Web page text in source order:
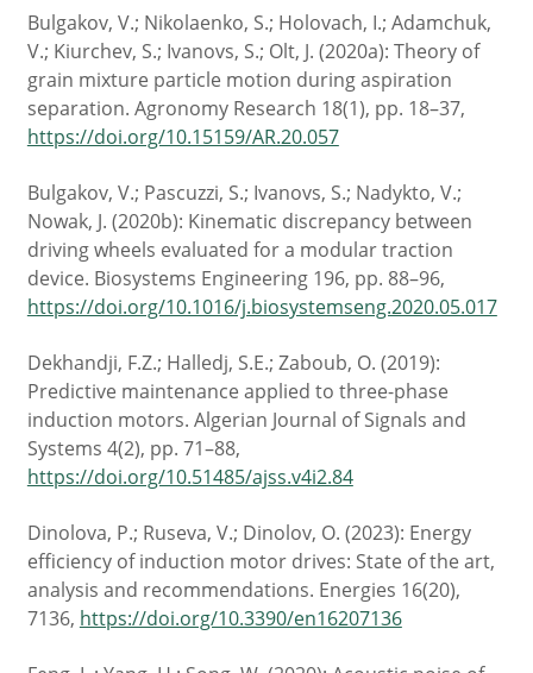
Bulgakov, V.; Nikolaenko, S.; Holovach, I.; Adamchuk,
V.; Kiurchev, S.; Ivanovs, S.; Olt, J. (2020a): Theory of
grain mixture particle motion during aspiration
separation. Agronomy Research 18(1), pp. 18–37,
https://doi.org/10.15159/AR.20.057
Bulgakov, V.; Pascuzzi, S.; Ivanovs, S.; Nadykto, V.;
Nowak, J. (2020b): Kinematic discrepancy between
driving wheels evaluated for a modular traction
device. Biosystems Engineering 196, pp. 88–96,
https://doi.org/10.1016/j.biosystemseng.2020.05.017
Dekhandji, F.Z.; Halledj, S.E.; Zaboub, O. (2019):
Predictive maintenance applied to three-phase
induction motors. Algerian Journal of Signals and
Systems 4(2), pp. 71–88,
https://doi.org/10.51485/ajss.v4i2.84
Dinolova, P.; Ruseva, V.; Dinolov, O. (2023): Energy
efficiency of induction motor drives: State of the art,
analysis and recommendations. Energies 16(20),
7136, https://doi.org/10.3390/en16207136